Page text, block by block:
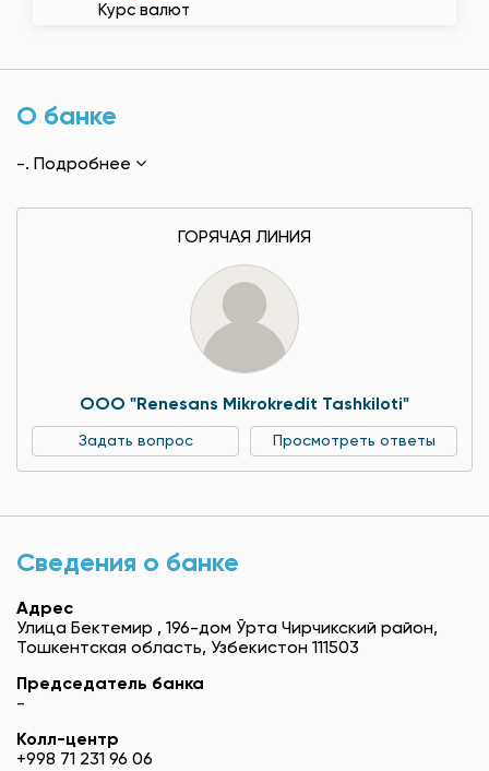
Курс валют
О банке
-. Подробнее
ГОРЯЧАЯ ЛИНИЯ
OOO "Renesans Mikrokredit Tashkiloti"
Задать вопрос Просмотреть ответы
Сведения о банке
Адрес
Улица Бектемир , 196-дом Ўрта Чирчикский район,
Тошкентская область, Узбекистон 111503
Председатель банка
-
Колл-центр
+998 71 231 96 06